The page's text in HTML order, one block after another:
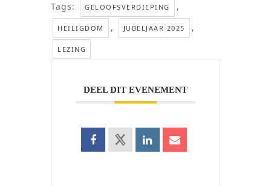
Tags: GELOOFSVERDIEPING ,
HEILIGDOM , JUBELJAAR 2025 ,
LEZING
DEEL DIT EVENEMENT